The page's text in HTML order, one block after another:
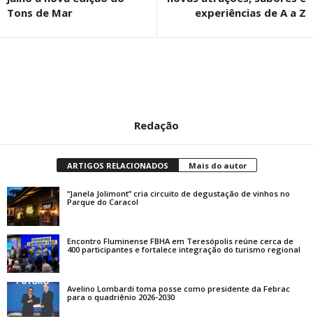
Tons de Mar
experiências de A a Z
Redação
ARTIGOS RELACIONADOS Mais do autor
“Janela Jolimont” cria circuito de degustação de vinhos no
Parque do Caracol
Encontro Fluminense FBHA em Teresópolis reúne cerca de
400 participantes e fortalece integração do turismo regional
Avelino Lombardi toma posse como presidente da Febrac
para o quadriênio 2026-2030